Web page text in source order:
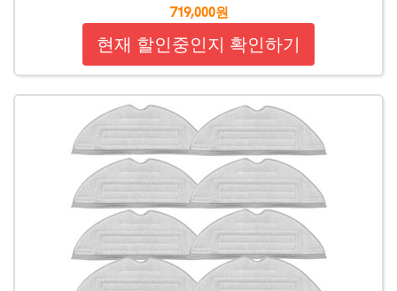
719,000원
현재 할인중인지 확인하기